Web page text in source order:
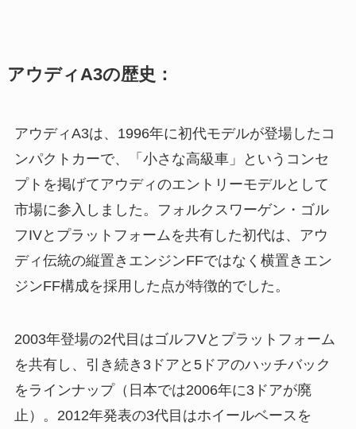
アウディA3の歴史：
アウディA3は、1996年に初代モデルが登場したコ
ンパクトカーで、「小さな高級車」というコンセ
プトを掲げてアウディのエントリーモデルとして
市場に参入しました。フォルクスワーゲン・ゴル
フIVとプラットフォームを共有した初代は、アウ
ディ伝統の縦置きエンジンFFではなく横置きエン
ジンFF構成を採用した点が特徴的でした。
2003年登場の2代目はゴルフVとプラットフォーム
を共有し、引き続き3ドアと5ドアのハッチバック
をラインナップ（日本では2006年に3ドアが廃
止）。2012年発表の3代目はホイールベースを